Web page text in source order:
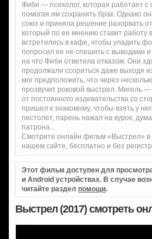
Фиби — психолог, которая работает
помогая им сохранить брак. Однако
союз и приняла решение разорвать
который по ее мнению ставит
встретились в кафе, чтобы уладить
попросил ее не спешить с выводами
на что Фиби ответила отказом. Они
продолжали ссориться даже выходя
мог предположить, что через
прозвучит роковой выстрел. Мигель
от постоянного издевательства со
пришел к знакомому, чтобы взять у
пистолет, парень нажал на курок,
патрона...
Смотрите онлайн фильм «Выстрел» в
нашем сайте, бесплатно и без
Этот фильм доступен для
и Android устройствах. В случае
читайте раздел помощи.
Выстрел (2017) смотреть